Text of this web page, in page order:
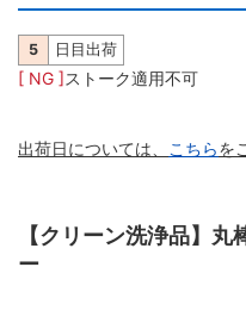
5 日目出荷
[ NG ]ストーク適用不可
出荷日については、 こちらを
【クリーン洗浄品】
ー